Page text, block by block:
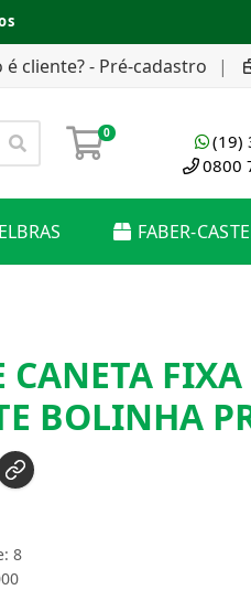
é cliente? - Pré-cadastro |
0
(19)
0800
FABER-
CANETA
BOLINHA
8